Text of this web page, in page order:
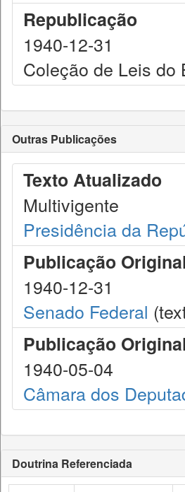
Republicação
1940-12-31
Coleção de Leis do
Outras Publicações
Texto Atualizado
Multivigente
Presidência da
Publicação
1940-12-31
Senado Federal
Publicação
1940-05-04
Câmara dos
Doutrina Referenciada